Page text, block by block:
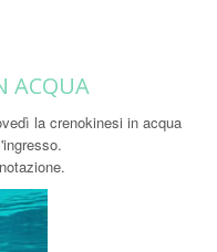
ACQUA
la crenokinesi in acqua